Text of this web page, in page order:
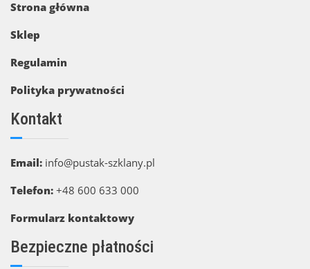
Strona główna
Sklep
Regulamin
Polityka prywatności
Kontakt
Email: info@pustak-szklany.pl
Telefon: +48 600 633 000
Formularz kontaktowy
Bezpieczne płatności